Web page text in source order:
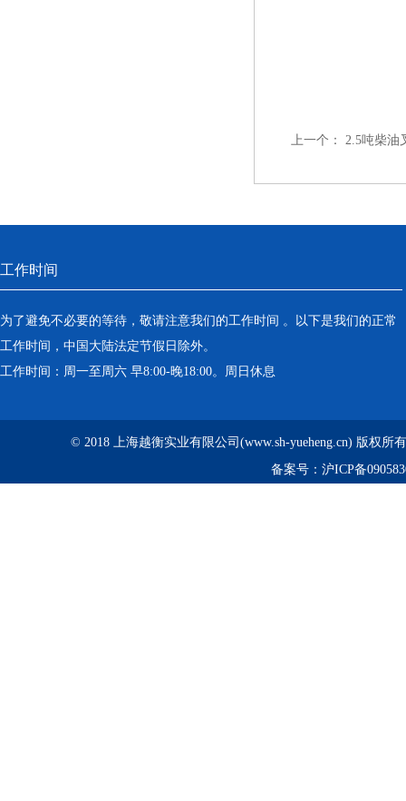
上一个： 2.5吨柴油
工作时间
为了避免不必要的等待，敬请注意我们的工作时间 。以下是我们的正常
工作时间，中国大陆法定节假日除外。
工作时间：周一至周六 早8:00-晚18:00。周日休息
© 2018 上海越衡实业有限公司(www.sh-yueheng.cn) 版权所
备案号： 沪ICP备